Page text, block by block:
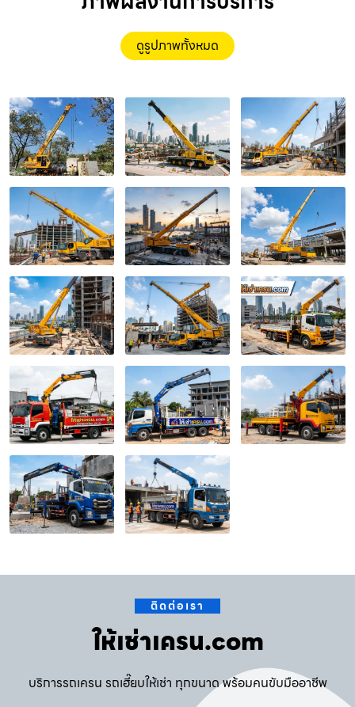
ดูรูปภาพทั้งหมด
ติดต่อเรา
ให้เช่าเครน.com
บริการรถเครน รถเฮี๊ยบให้เช่า ทุกขนาด พร้อมคนขับมืออาชีพ